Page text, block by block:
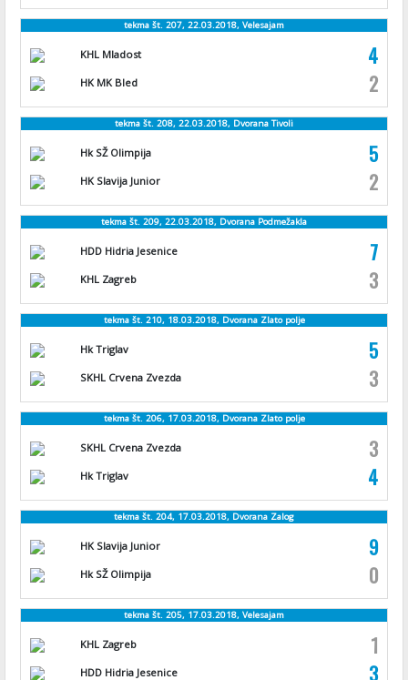
tekma št. 207, 22.03.2018, Velesajam
KHL Mladost 4
HK MK Bled 2
tekma št. 208, 22.03.2018, Dvorana Tivoli
Hk SŽ Olimpija 5
HK Slavija Junior 2
tekma št. 209, 22.03.2018, Dvorana Podmežakla
HDD Hidria Jesenice 7
KHL Zagreb 3
tekma št. 210, 18.03.2018, Dvorana Zlato polje
Hk Triglav 5
SKHL Crvena Zvezda 3
tekma št. 206, 17.03.2018, Dvorana Zlato polje
SKHL Crvena Zvezda 3
Hk Triglav 4
tekma št. 204, 17.03.2018, Dvorana Zalog
HK Slavija Junior 9
Hk SŽ Olimpija 0
tekma št. 205, 17.03.2018, Velesajam
KHL Zagreb 1
HDD Hidria Jesenice 3